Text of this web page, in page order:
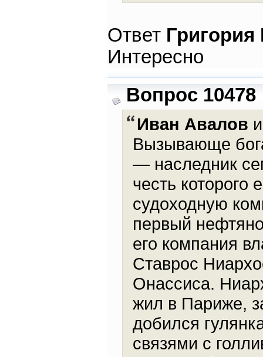
Ответ
Интересно
Вопрос 10478
Иван Авалов
Вызывающе
— наследник
честь
судоходную
первый
его компания
Ставрос
Онассиса.
жил в Париже,
добился
связями с